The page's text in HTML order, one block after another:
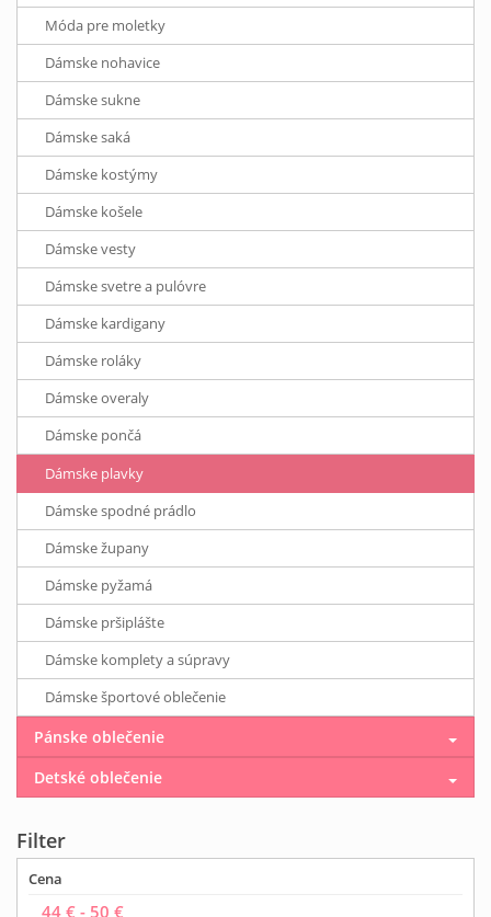
Móda pre moletky
Dámske nohavice
Dámske sukne
Dámske saká
Dámske kostýmy
Dámske košele
Dámske vesty
Dámske svetre a pulóvre
Dámske kardigany
Dámske roláky
Dámske overaly
Dámske pončá
Dámske plavky
Dámske spodné prádlo
Dámske župany
Dámske pyžamá
Dámske pršiplášte
Dámske komplety a súpravy
Dámske športové oblečenie
Pánske oblečenie
Detské oblečenie
Filter
Cena